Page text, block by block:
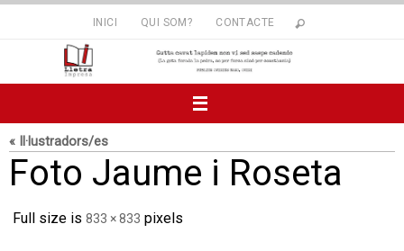
INICI QUI SOM? CONTACTE
« Il·lustradors/es
Foto Jaume i Roseta
Full size is 833 × 833 pixels